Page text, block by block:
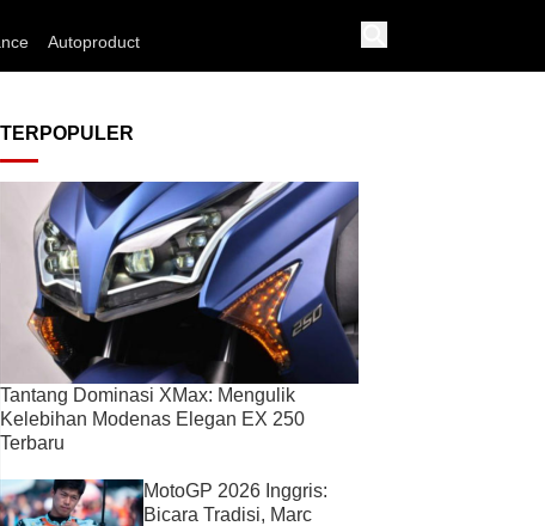
Autoproduct
TERPOPULER
Tantang Dominasi XMax: Mengulik
Kelebihan Modenas Elegan EX 250
Terbaru
MotoGP 2026 Inggris:
Bicara Tradisi, Marc